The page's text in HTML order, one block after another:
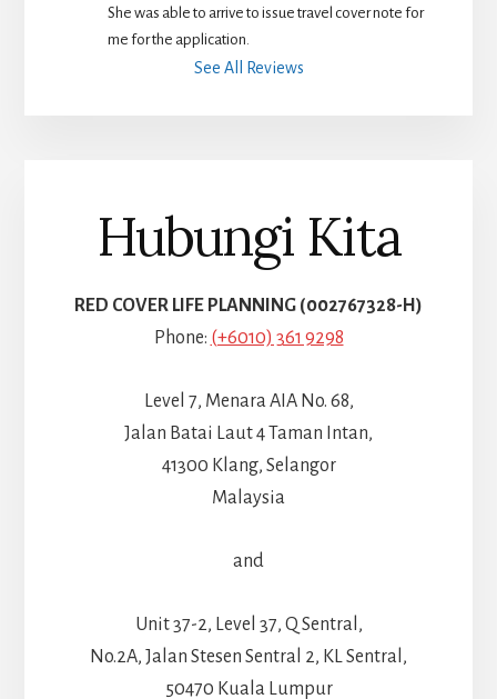
She was able to arrive to issue travel cover note for
me for the application.
See All Reviews
Hubungi Kita
RED COVER LIFE PLANNING (002767328-H)
Phone: (+6010) 361 9298
Level 7, Menara AIA No. 68,
Jalan Batai Laut 4 Taman Intan,
41300 Klang, Selangor
Malaysia
and
Unit 37-2, Level 37, Q Sentral,
No.2A, Jalan Stesen Sentral 2, KL Sentral,
50470 Kuala Lumpur